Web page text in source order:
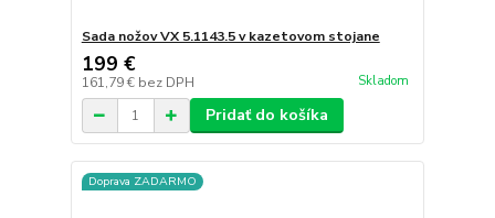
Sada nožov VX 5.1143.5 v kazetovom stojane
199 €
161,79 € bez DPH Skladom
Pridať do košíka
Doprava ZADARMO